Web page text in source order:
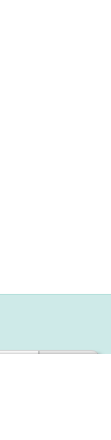
SEARCH BUTTON